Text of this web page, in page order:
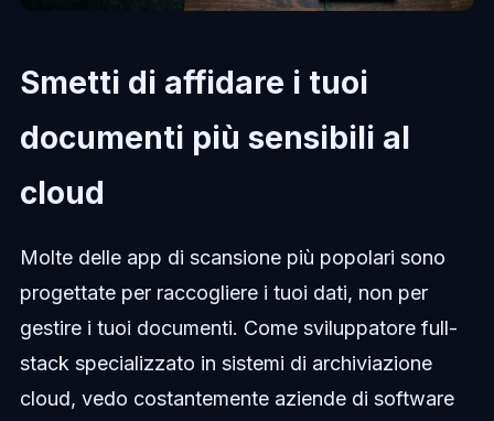
Smetti di affidare i tuoi
documenti più sensibili al
cloud
Molte delle app di scansione più popolari sono
progettate per raccogliere i tuoi dati, non per
gestire i tuoi documenti. Come sviluppatore full-
stack specializzato in sistemi di archiviazione
cloud, vedo costantemente aziende di software